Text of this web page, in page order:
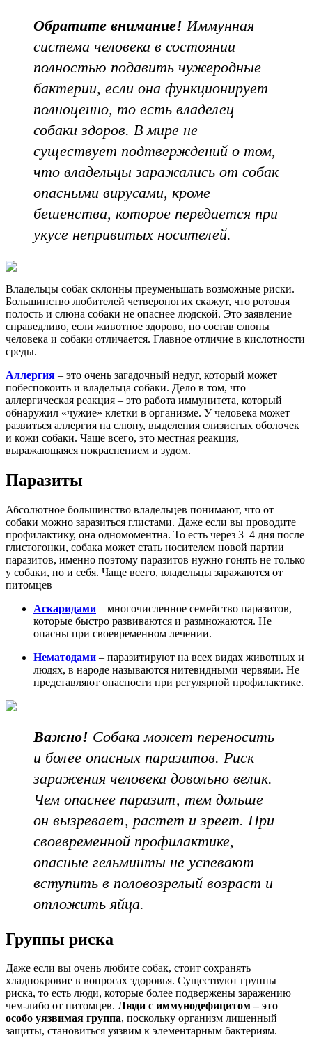
Обратите внимание! Иммунная
система человека в состоянии
полностью подавить чужеродные
бактерии, если она функционирует
полноценно, то есть владелец
собаки здоров. В мире не
существует подтверждений о том,
что владельцы заражались от собак
опасными вирусами, кроме
бешенства, которое передается при
укусе непривитых носителей.
Владельцы собак склонны преуменьшать возможные риски.
Большинство любителей четвероногих скажут, что ротовая
полость и слюна собаки не опаснее людской. Это заявление
справедливо, если животное здорово, но состав слюны
человека и собаки отличается. Главное отличие в кислотности
среды.
Аллергия – это очень загадочный недуг, который может
побеспокоить и владельца собаки. Дело в том, что
аллергическая реакция – это работа иммунитета, который
обнаружил «чужие» клетки в организме. У человека может
развиться аллергия на слюну, выделения слизистых оболочек
и кожи собаки. Чаще всего, это местная реакция,
выражающаяся покраснением и зудом.
Паразиты
Абсолютное большинство владельцев понимают, что от
собаки можно заразиться глистами. Даже если вы проводите
профилактику, она одномоментна. То есть через 3–4 дня после
глистогонки, собака может стать носителем новой партии
паразитов, именно поэтому паразитов нужно гонять не только
у собаки, но и себя. Чаще всего, владельцы заражаются от
питомцев
Аскаридами – многочисленное семейство паразитов,
которые быстро развиваются и размножаются. Не
опасны при своевременном лечении.
Нематодами – паразитируют на всех видах животных и
людях, в народе называются нитевидными червями. Не
представляют опасности при регулярной профилактике.
Важно! Собака может переносить
и более опасных паразитов. Риск
заражения человека довольно велик.
Чем опаснее паразит, тем дольше
он вызревает, растет и зреет. При
своевременной профилактике,
опасные гельминты не успевают
вступить в половозрелый возраст и
отложить яйца.
Группы риска
Даже если вы очень любите собак, стоит сохранять
хладнокровие в вопросах здоровья. Существуют группы
риска, то есть люди, которые более подвержены заражению
чем-либо от питомцев. Люди с иммунодефицитом – это
особо уязвимая группа, поскольку организм лишенный
защиты, становиться уязвим к элементарным бактериям.